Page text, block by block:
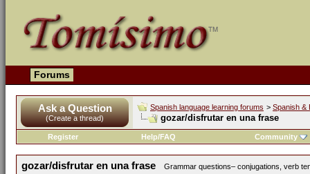
Forums
Ask a Question
(Create a thread)
Spanish language learning forums > Spanish &
gozar/disfrutar en una frase
Register Help/FAQ Community
gozar/disfrutar en una frase Grammar questions– conjugations, verb